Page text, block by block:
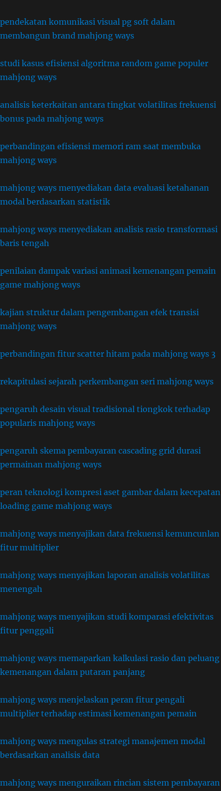
pendekatan komunikasi visual pg soft dalam
membangun brand mahjong ways
studi kasus efisiensi algoritma random game populer
mahjong ways
analisis keterkaitan antara tingkat volatilitas frekuensi
bonus pada mahjong ways
perbandingan efisiensi memori ram saat membuka
mahjong ways
mahjong ways menyediakan data evaluasi ketahanan
modal berdasarkan statistik
mahjong ways menyediakan analisis rasio transformasi
baris tengah
penilaian dampak variasi animasi kemenangan pemain
game mahjong ways
kajian struktur dalam pengembangan efek transisi
mahjong ways
perbandingan fitur scatter hitam pada mahjong ways 3
rekapitulasi sejarah perkembangan seri mahjong ways
pengaruh desain visual tradisional tiongkok terhadap
popularis mahjong ways
pengaruh skema pembayaran cascading grid durasi
permainan mahjong ways
peran teknologi kompresi aset gambar dalam kecepatan
loading game mahjong ways
mahjong ways menyajikan data frekuensi kemuncunlan
fitur multiplier
mahjong ways menyajikan laporan analisis volatilitas
menengah
mahjong ways menyajikan studi komparasi efektivitas
fitur penggali
mahjong ways memaparkan kalkulasi rasio dan peluang
kemenangan dalam putaran panjang
mahjong ways menjelaskan peran fitur pengali
multiplier terhadap estimasi kemenangan pemain
mahjong ways mengulas strategi manajemen modal
berdasarkan analisis data
mahjong ways menguraikan rincian sistem pembayaran